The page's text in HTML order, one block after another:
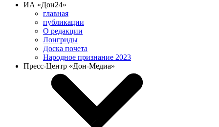
ИА «Дон24»
главная
публикации
О редакции
Лонгриды
Доска почета
Народное признание 2023
Пресс-Центр «Дон-Медиа»